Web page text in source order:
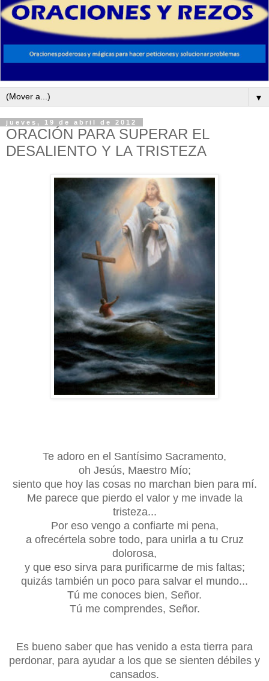
▼
jueves, 19 de abril de 2012
ORACIÓN PARA SUPERAR EL
DESALIENTO Y LA TRISTEZA
Te adoro en el Santísimo Sacramento,
oh Jesús, Maestro Mío;
siento que hoy las cosas no marchan bien para mí.
Me parece que pierdo el valor y me invade la
tristeza...
Por eso vengo a confiarte mi pena,
a ofrecértela sobre todo, para unirla a tu Cruz
dolorosa,
y que eso sirva para purificarme de mis faltas;
quizás también un poco para salvar el mundo...
Tú me conoces bien, Señor.
Tú me comprendes, Señor.
Es bueno saber que has venido a esta tierra para
perdonar, para ayudar a los que se sienten débiles y
cansados.